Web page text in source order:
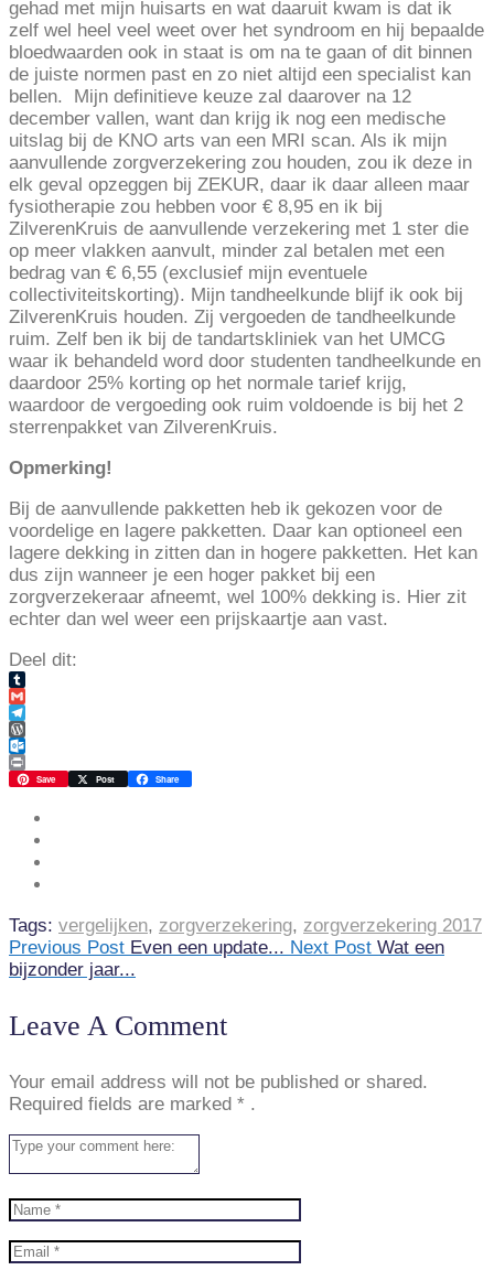
gehad met mijn huisarts en wat daaruit kwam is dat ik
zelf wel heel veel weet over het syndroom en hij bepaalde
bloedwaarden ook in staat is om na te gaan of dit binnen
de juiste normen past en zo niet altijd een specialist kan
bellen. Mijn definitieve keuze zal daarover na 12
december vallen, want dan krijg ik nog een medische
uitslag bij de KNO arts van een MRI scan. Als ik mijn
aanvullende zorgverzekering zou houden, zou ik deze in
elk geval opzeggen bij ZEKUR, daar ik daar alleen maar
fysiotherapie zou hebben voor € 8,95 en ik bij
ZilverenKruis de aanvullende verzekering met 1 ster die
op meer vlakken aanvult, minder zal betalen met een
bedrag van € 6,55 (exclusief mijn eventuele
collectiviteitskorting). Mijn tandheelkunde blijf ik ook bij
ZilverenKruis houden. Zij vergoeden de tandheelkunde
ruim. Zelf ben ik bij de tandartskliniek van het UMCG
waar ik behandeld word door studenten tandheelkunde en
daardoor 25% korting op het normale tarief krijg,
waardoor de vergoeding ook ruim voldoende is bij het 2
sterrenpakket van ZilverenKruis.
Opmerking!
Bij de aanvullende pakketten heb ik gekozen voor de
voordelige en lagere pakketten. Daar kan optioneel een
lagere dekking in zitten dan in hogere pakketten. Het kan
dus zijn wanneer je een hoger pakket bij een
zorgverzekeraar afneemt, wel 100% dekking is. Hier zit
echter dan wel weer een prijskaartje aan vast.
Deel dit:
Tumblr
Gmail
Telegram
WordPress
Outlook.com
PrintSave Post Share
Tags: vergelijken, zorgverzekering, zorgverzekering 2017
Previous Post Even een update... Next Post Wat een
bijzonder jaar...
Leave A Comment
Your email address will not be published or shared.
Required fields are marked * .